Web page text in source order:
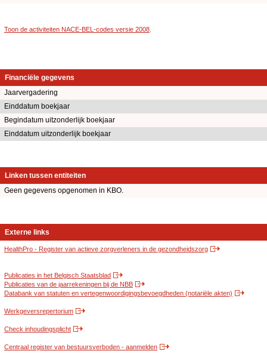
Toon de activiteiten NACE-BEL-codes versie 2008
Financiële gegevens
Jaarvergadering
Einddatum boekjaar
Begindatum uitzonderlijk boekjaar
Einddatum uitzonderlijk boekjaar
Linken tussen entiteiten
Geen gegevens opgenomen in KBO.
Externe links
HealthPro - Register van actieve zorgverleners in de gezondheidszorg
Publicaties in het Belgisch Staatsblad
Publicaties van de jaarrekeningen bij de NBB
Databank van statuten en vertegenwoordigingsbevoegdheden (notariële akten)
Werkgeversrepertorium
Check inhoudingsplicht
Centraal register van bestuursverboden - aanmelden